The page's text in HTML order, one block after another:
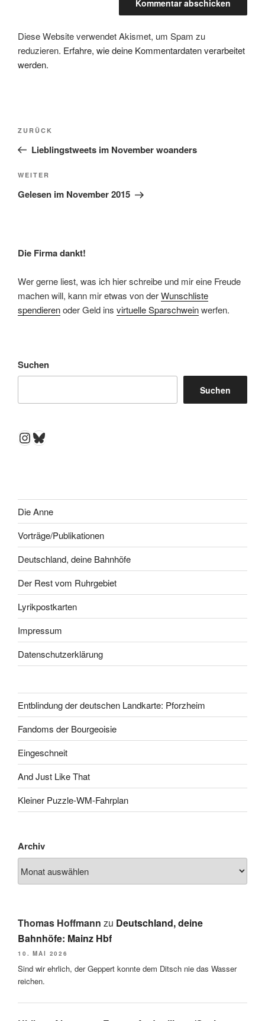
Diese Website verwendet Akismet, um Spam zu
reduzieren. Erfahre, wie deine Kommentardaten verarbeitet
werden.
Beitragsnavigation
Vorheriger
Beitrag
ZURÜCK
Lieblingstweets im November woanders
Nächster
Beitrag
WEITER
Gelesen im November 2015
Die Firma dankt!
Wer gerne liest, was ich hier schreibe und mir eine Freude
machen will, kann mir etwas von derWunschliste
spendierenoder Geld ins virtuelle Sparschweinwerfen.
Suchen
Suchen
Instagram
Bluesky
Die Anne
Vorträge/Publikationen
Deutschland, deine Bahnhöfe
Der Rest vom Ruhrgebiet
Lyrikpostkarten
Impressum
Datenschutzerklärung
Entblindung der deutschen Landkarte: Pforzheim
Fandoms der Bourgeoisie
Eingeschneit
And Just Like That
Kleiner Puzzle-WM-Fahrplan
Archiv
Thomas Hoffmann zu Deutschland, deine
Bahnhöfe: Mainz Hbf
10. MAI 2026
Sind wir ehrlich, der Geppert konnte dem Ditsch nie das Wasser
reichen.